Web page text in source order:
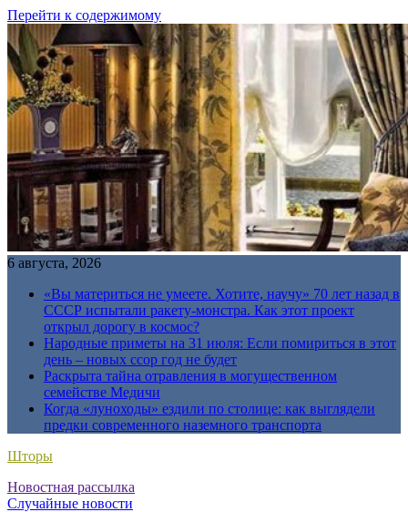
Перейти к содержимому
6 августа, 2026
«Вы материться не умеете. Хотите, научу» 70 лет назад в
СССР испытали ракету-монстра. Как этот проект
открыл дорогу в космос?
Народные приметы на 31 июля: Если помириться в этот
день – новых ссор год не будет
Раскрыта тайна отравления в могущественном
семействе Медичи
Когда «луноходы» ездили по столице: как выглядели
предки современного наземного транспорта
Шторы
Новостная рассылка
Случайные новости